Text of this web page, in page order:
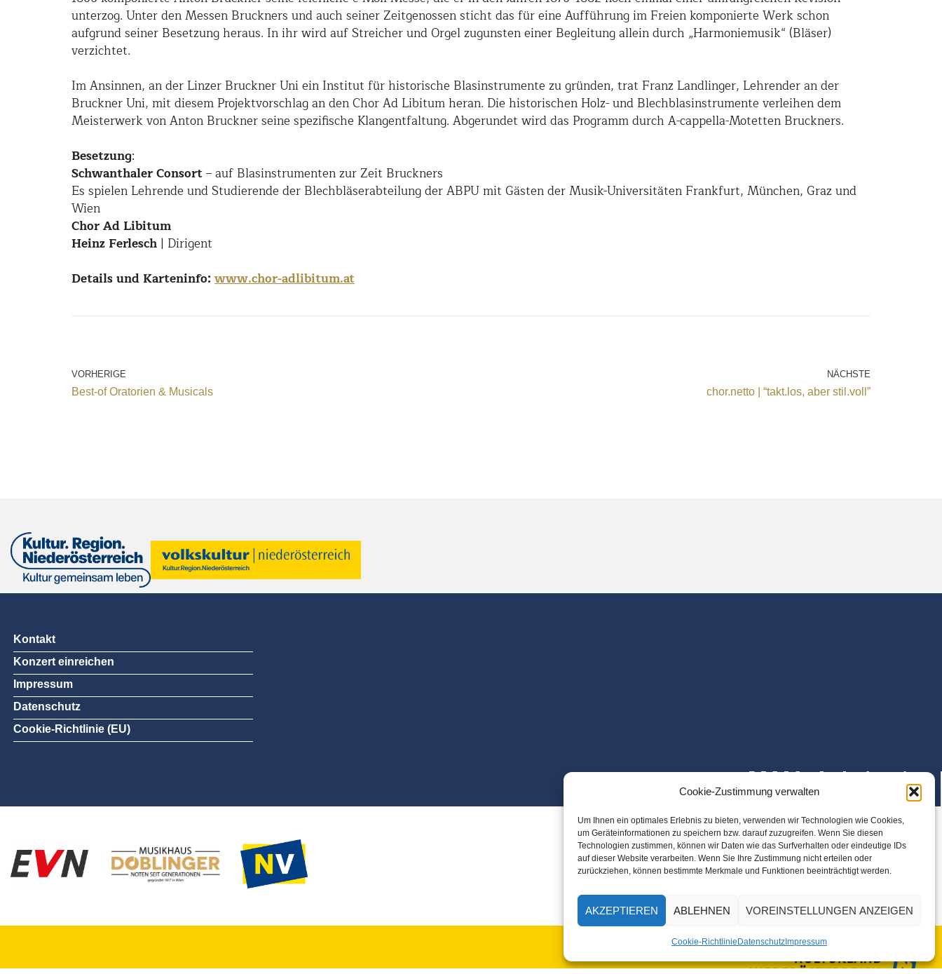
Cookie-Zustimmung verwalten
Um Ihnen ein optimales Erlebnis zu bieten, verwenden wir Technologien wie Cookies,
um Geräteinformationen zu speichern bzw. darauf zuzugreifen. Wenn Sie diesen
Technologien zustimmen, können wir Daten wie das Surfverhalten oder eindeutige IDs
auf dieser Website verarbeiten. Wenn Sie Ihre Zustimmung nicht erteilen oder
zurückziehen, können bestimmte Merkmale und Funktionen beeinträchtigt werden.
AKZEPTIEREN ABLEHNEN VOREINSTELLUNGEN ANZEIGEN
Cookie-Richtlinie Datenschutz Impressum
unterzog. Unter den Messen Bruckners und auch seiner Zeitgenossen sticht das für eine Aufführung im Freien komponierte Werk schon
aufgrund seiner Besetzung heraus. In ihr wird auf Streicher und Orgel zugunsten einer Begleitung allein durch „Harmoniemusik“ (Bläser)
verzichtet.
Im Ansinnen, an der Linzer Bruckner Uni ein Institut für historische Blasinstrumente zu gründen, trat Franz Landlinger, Lehrender an der
Bruckner Uni, mit diesem Projektvorschlag an den Chor Ad Libitum heran. Die historischen Holz- und Blechblasinstrumente verleihen dem
Meisterwerk von Anton Bruckner seine spezifische Klangentfaltung. Abgerundet wird das Programm durch A-cappella-Motetten Bruckners.
Besetzung:
Schwanthaler Consort– auf Blasinstrumenten zur Zeit Bruckners
Es spielen Lehrende und Studierende der Blechbläserabteilung der ABPU mit Gästen der Musik-Universitäten Frankfurt, München, Graz und
Wien
Chor Ad Libitum
Heinz Ferlesch | Dirigent
Details und Karteninfo:www.chor-adlibitum.at
VORHERIGE
Best-of Oratorien & Musicals
NÄCHSTE
chor.netto | “takt.los, aber stil.voll”
Kontakt
Konzert einreichen
Impressum
Datenschutz
Cookie-Richtlinie (EU)